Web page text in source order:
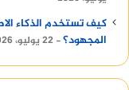
كيف تستخدم الذكاء
المجهود؟ 22 يوليو، 2026